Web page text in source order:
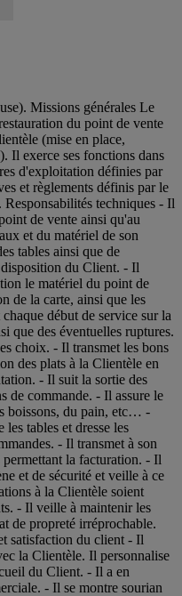
Missions générales Le
du point de vente
(mise en place,
Il exerce ses fonctions dans
d'exploitation définies par
et règlements définis par le
techniques - Il
de vente ainsi qu'au
et du matériel de son
tables ainsi que de
du Client. - Il
le matériel du point de
de la carte, ainsi que les
début de service sur la
que des éventuelles ruptures.
choix. - Il transmet les bons
des plats à la Clientèle en
- Il suit la sortie des
de commande. - Il assure le
boissons, du pain, etc… -
les tables et dresse les
- Il transmet à son
la facturation. - Il
et de sécurité et veille à ce
à la Clientèle soient
- Il veille à maintenir les
de propreté irréprochable.
satisfaction du client - Il
la Clientèle. Il personnalise
du Client. - Il a en
- Il se montre sourian